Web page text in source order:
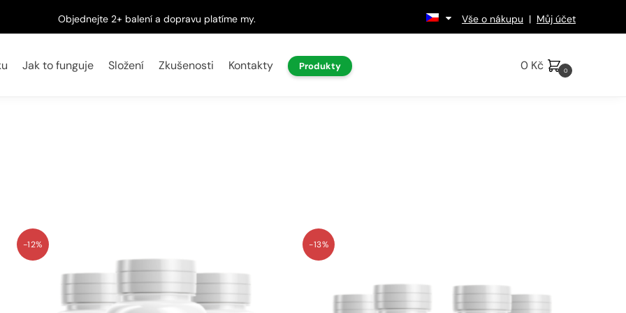
Objednejte 2+ balení a dopravu platíme my. Vše o nákupu | Můj účet
Jak to funguje Složení Zkušenosti Kontakty Produkty 0 Kč 0
-12% -13%